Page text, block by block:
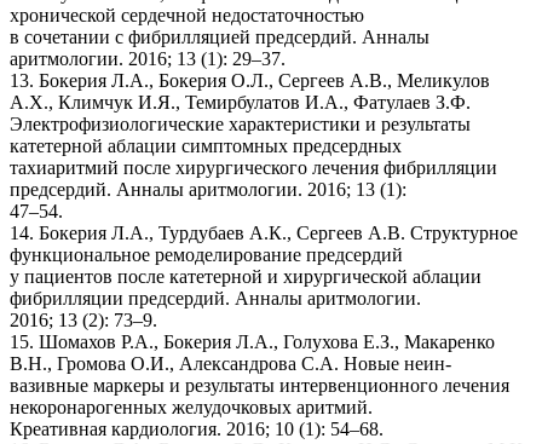
хронической сердечной недостаточностью
в сочетании с фибрилляцией предсердий. Анналы
аритмологии. 2016; 13 (1): 29–37.
13. Бокерия Л.А., Бокерия О.Л., Сергеев А.В., Меликулов
А.Х., Климчук И.Я., Темирбулатов И.А., Фатулаев З.Ф.
Электрофизиологические характеристики и результаты
катетерной аблации симптомных предсердных
тахиаритмий после хирургического лечения фибрилляции
предсердий. Анналы аритмологии. 2016; 13 (1):
47–54.
14. Бокерия Л.А., Турдубаев А.К., Сергеев А.В. Структурное
функциональное ремоделирование предсердий
у пациентов после катетерной и хирургической аблации
фибрилляции предсердий. Анналы аритмологии.
2016; 13 (2): 73–9.
15. Шомахов Р.А., Бокерия Л.А., Голухова Е.З., Макаренко
В.Н., Громова О.И., Александрова С.А. Новые неин-
вазивные маркеры и результаты интервенционного лечения
некоронарогенных желудочковых аритмий.
Креативная кардиология. 2016; 10 (1): 54–68.